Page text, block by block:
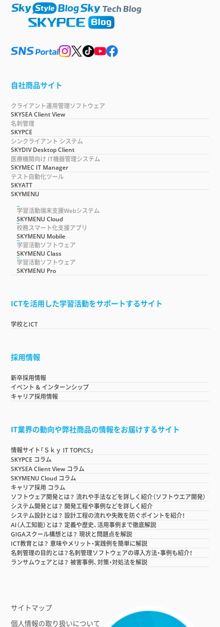
自社商品サイト
クライアント運用管理ソフトウェア
SKYSEA Client View
名刺管理
SKYPCE
シンクライアント システム
SKYDIV Desktop Client
医療機関向け IT機器管理システム
SKYMEC IT Manager
テスト自動化ツール
SKYATT
SKYMENU
学習活動端末支援Webシステム
SKYMENU Cloud
校務スマート化支援アプリ
SKYMENU Mobile
学習活動ソフトウェア
SKYMENU Class
学習活動ソフトウェア
SKYMENU Pro
ICTを活用した学習活動をサポートするサイト
学校とICT
採用情報
新卒採用情報
イベント & インターンシップ
キャリア採用情報
IT業界の動向や弊社商品の情報をお届けするサイト
情報サイト「Ｓｋｙ IT TOPICS」
SKYPCE コラム
SKYSEA Client View コラム
SKYMENU Cloud コラム
キャリア採用 コラム
ソフトウェア開発とは？ 流れや手法などを詳しく紹介（ソフトウエア開発）
システム開発とは？ 開発工程や事例などを詳しく紹介
システム設計とは？ 設計工程の流れや失敗を防ぐポイントを紹介！
AI（人工知能）とは？ 定義や歴史、活用事例まで徹底解説
GIGAスクール構想とは？ 現状と問題点を解説
ICT教育とは？ 意味やメリット・実践例を簡単に解説
名刺管理の目的とは？名刺管理ソフトウェアの導入方法・事例も紹介！
ランサムウェアとは？ 被害事例、対策・対処法を解説
サイトマップ
個人情報の取り扱いについて